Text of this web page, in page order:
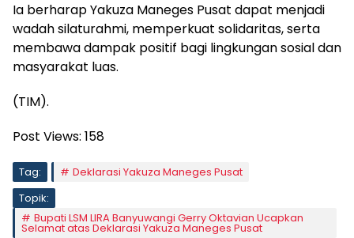
Ia berharap Yakuza Maneges Pusat dapat menjadi
wadah silaturahmi, memperkuat solidaritas, serta
membawa dampak positif bagi lingkungan sosial dan
masyarakat luas.
(TIM).
Post Views: 158
Tag:
Deklarasi Yakuza Maneges Pusat
Topik:
Bupati LSM LIRA Banyuwangi Gerry Oktavian Ucapkan
Selamat atas Deklarasi Yakuza Maneges Pusat